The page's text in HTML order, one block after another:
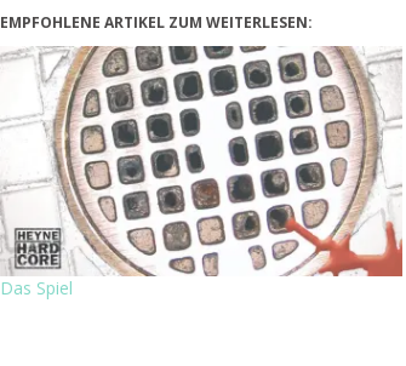
EMPFOHLENE ARTIKEL ZUM WEITERLESEN:
Das Spiel